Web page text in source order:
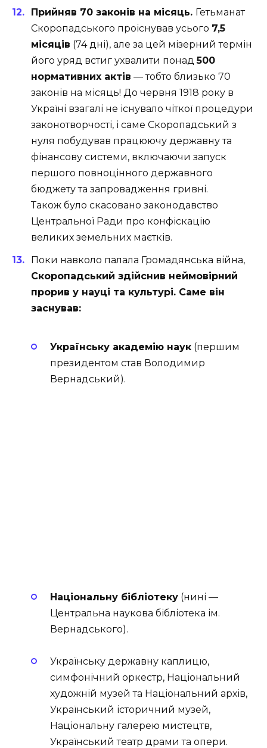
Прийняв 70 законів на місяць. Гетьманат
Скоропадського проіснував усього 7,5
місяців (74 дні), але за цей мізерний термін
його уряд встиг ухвалити понад500
нормативних актів — тобто близько 70
законів на місяць! До червня 1918 року в
Україні взагалі не існувало чіткої процедури
законотворчості, і саме Скоропадський з
нуля побудував працюючу державну та
фінансову системи, включаючи запуск
першого повноцінного державного
бюджету та запровадження гривні.
Також було скасовано законодавство
Центральної Ради про конфіскацію
великих земельних маєтків.
Поки навколо палала Громадянська війна,
Скоропадський здійснив неймовірний
прорив у науці та культурі. Саме він
заснував:
Українську академію наук (першим
президентом став Володимир
Вернадський).
Національну бібліотеку (нині —
Центральна наукова бібліотека ім.
Вернадського).
Українську державну каплицю,
симфонічний оркестр, Національний
художній музей та Національний архів,
Український історичний музей,
Національну галерею мистецтв,
Український театр драми та опери.